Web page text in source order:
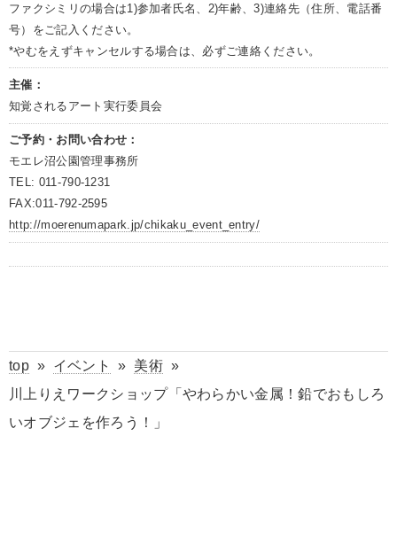
ファクシミリの場合は1)参加者氏名、2)年齢、3)連絡先（住所、電話番
号）をご記入ください。
*やむをえずキャンセルする場合は、必ずご連絡ください。
主催：
知覚されるアート実行委員会
ご予約・お問い合わせ：
モエレ沼公園管理事務所
TEL: 011-790-1231
FAX:011-792-2595
http://moerenumapark.jp/chikaku_event_entry/
top» イベント » 美術 »
川上りえワークショップ「やわらかい金属！鉛でおもしろ
いオブジェを作ろう！」